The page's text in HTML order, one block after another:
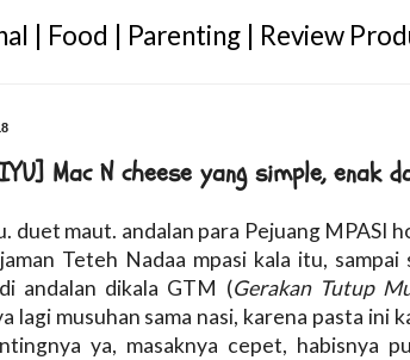
| Food | Parenting | Review
Mac N cheese yang simple, enak
duet maut. andalan para Pejuang MPASI
Teteh Nadaa mpasi kala itu,
andalan dikala GTM (Gerakan Tutup
lagi musuhan sama nasi, karena pasta ini
ya, masaknya cepet, habisnya